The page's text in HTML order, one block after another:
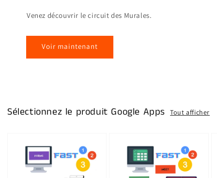
Venez découvrir le circuit des Murales.
Voir maintenant
Sélectionnez le produit Google Apps Tout afficher